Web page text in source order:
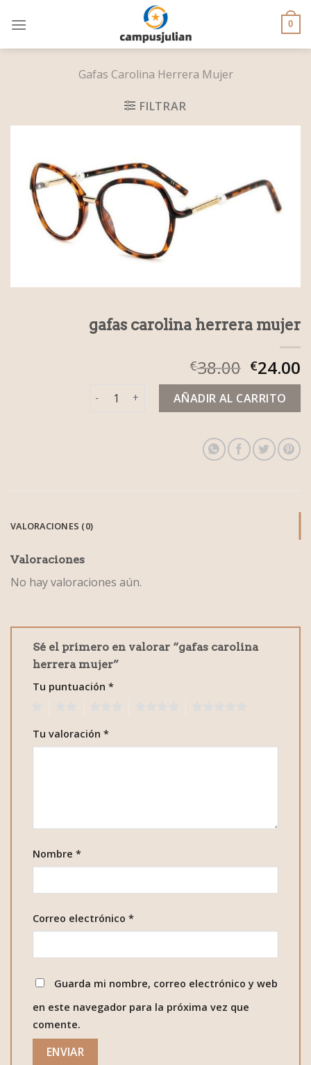
0
Gafas Carolina Herrera Mujer
FILTRAR
gafas carolina herrera mujer
€38.00 €24.00
gafas carolina herrera mujer cantidad
AÑADIR AL CARRITO
VALORACIONES (0)
Valoraciones
No hay valoraciones aún.
Sé el primero en valorar “gafas carolina
herrera mujer”
Tu puntuación *
Tu valoración *
Nombre *
Correo electrónico *
Guarda mi nombre, correo electrónico y web
en este navegador para la próxima vez que
comente.